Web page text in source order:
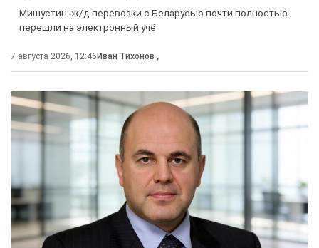
Мишустин: ж/д перевозки с Беларусью почти полностью
перешли на электронный учё
7 августа 2026, 12:46Иван Тихонов ,